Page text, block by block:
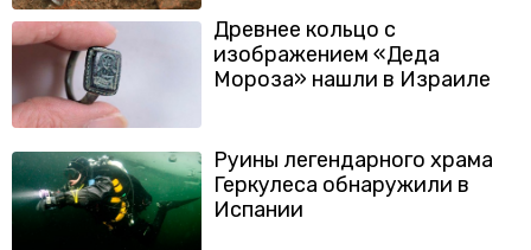
Древнее кольцо с
изображением «Деда
Мороза» нашли в Израиле
Руины легендарного храма
Геркулеса обнаружили в
Испании